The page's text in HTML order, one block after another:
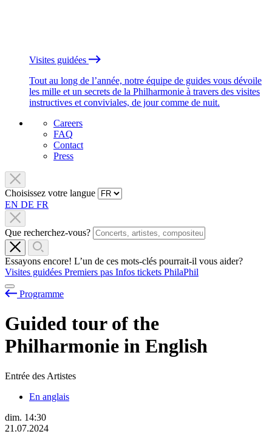
Visites guidées
Tout au long de l’année, notre équipe de guides vous dévoile
les mille et un secrets de la Philharmonie à travers des visites
instructives et conviviales, de jour comme de nuit.
Careers
FAQ
Contact
Press
Choisissez votre langue
EN DE FR
Que recherchez-vous?
Essayons encore! L’un de ces mots-clés pourrait-il vous aider?
Visites guidées Premiers pas Infos tickets PhilaPhil
Programme
Guided tour of the
Philharmonie in English
Entrée des Artistes
En anglais
dim. 14:30
21.07.2024